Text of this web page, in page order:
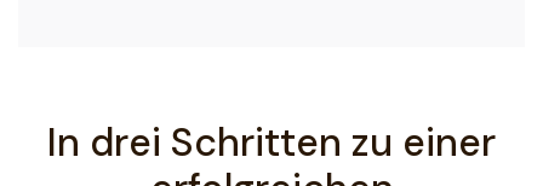
In drei Schritten zu einer